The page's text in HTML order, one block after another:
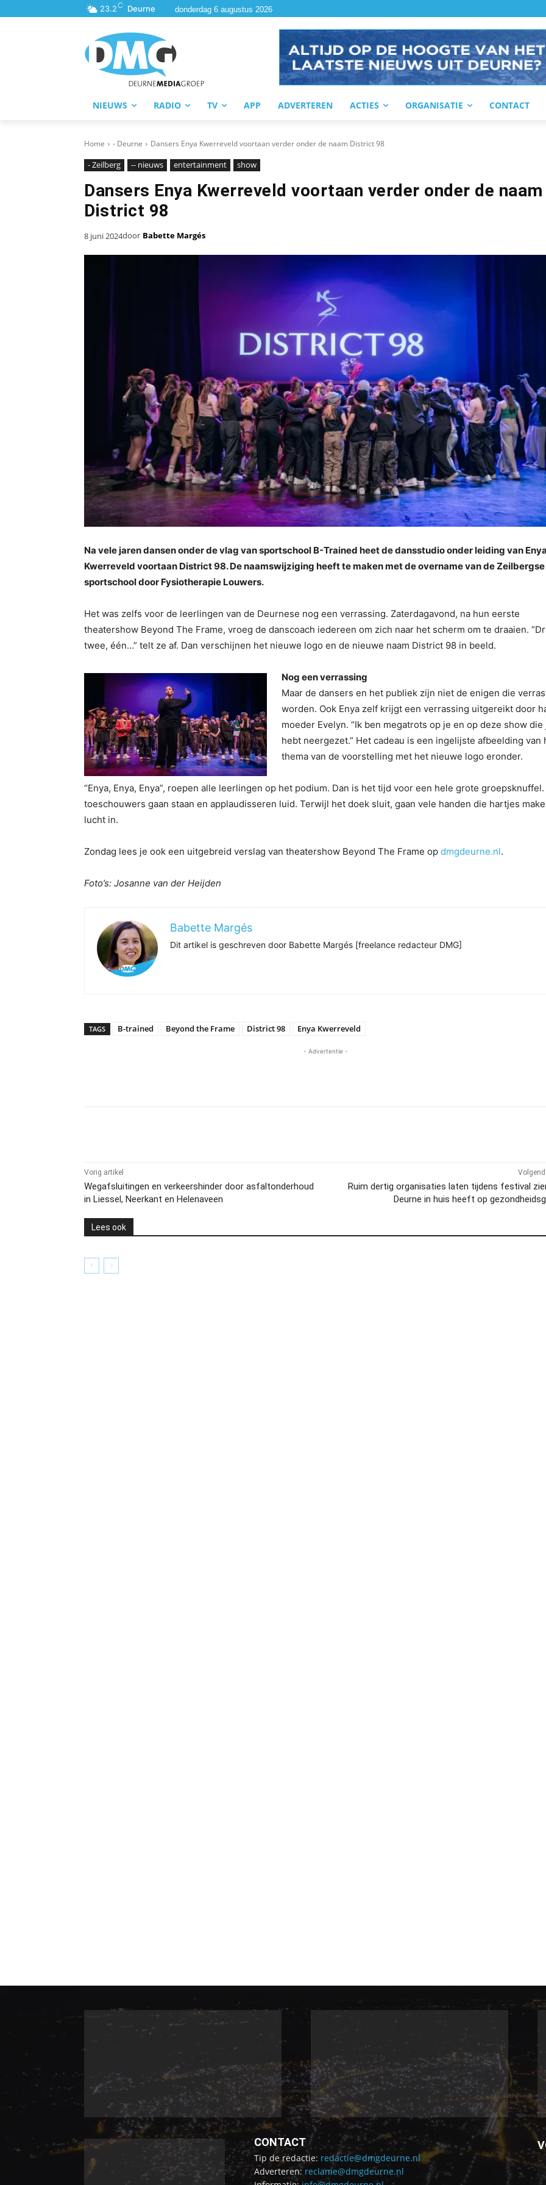
23.2C Deurne donderdag 6 augustus 2026
NIEUWS RADIO TV APP ADVERTEREN ACTIES ORGANISATIE CONTACT
Home - Deurne Dansers Enya Kwerreveld voortaan verder onder de naam District 98
- Zeilberg -- nieuws entertainment show
Dansers Enya Kwerreveld voortaan verder onder de naam
District 98
8 juni 2024door Babette Margés
Na vele jaren dansen onder de vlag van sportschool B-Trained heet de dansstudio onder leiding van Enya
Kwerreveld voortaan District 98. De naamswijziging heeft te maken met de overname van de Zeilbergse
sportschool door Fysiotherapie Louwers.
Het was zelfs voor de leerlingen van de Deurnese nog een verrassing. Zaterdagavond, na hun eerste
theatershow Beyond The Frame, vroeg de danscoach iedereen om zich naar het scherm om te draaien.
twee, één…” telt ze af. Dan verschijnen het nieuwe logo en de nieuwe naam District 98 in beeld.
Nog een verrassing
Maar de dansers en het publiek zijn niet de enigen die
worden. Ook Enya zelf krijgt een verrassing uitgereikt door
moeder Evelyn. “Ik ben megatrots op je en op deze show die
hebt neergezet.” Het cadeau is een ingelijste afbeelding van
thema van de voorstelling met het nieuwe logo eronder.
“Enya, Enya, Enya”, roepen alle leerlingen op het podium. Dan is het tijd voor een hele grote groepsknuffel.
toeschouwers gaan staan en applaudisseren luid. Terwijl het doek sluit, gaan vele handen die hartjes
lucht in.
Zondag lees je ook een uitgebreid verslag van theatershow Beyond The Frame op dmgdeurne.nl.
Foto’s: Josanne van der Heijden
Babette Margés
Dit artikel is geschreven door Babette Margés [freelance redacteur DMG]
TAGS B-trained Beyond the Frame District 98 Enya Kwerreveld
- Advertentie -
Vorig artikel
Wegafsluitingen en verkeershinder door asfaltonderhoud
in Liessel, Neerkant en Helenaveen
Ruim dertig organisaties laten tijdens festival
Deurne in huis heeft op
Lees ook
CONTACT
Tip de redactie: redactie@dmgdeurne.nl
Adverteren: reclame@dmgdeurne.nl